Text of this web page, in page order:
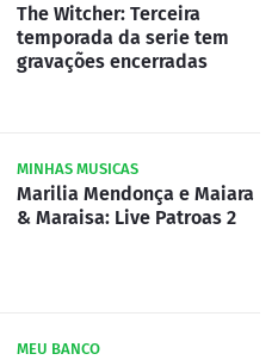
The Witcher: Terceira
temporada da serie tem
gravações encerradas
MINHAS MUSICAS
Marilia Mendonça e Maiara
& Maraisa: Live Patroas 2
MEU BANCO